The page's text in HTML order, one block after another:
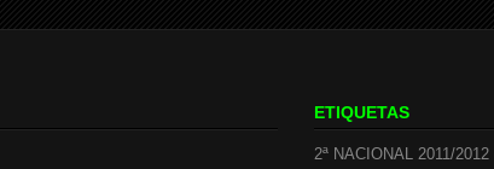
ETIQUETAS
2ª NACIONAL 2011/2012